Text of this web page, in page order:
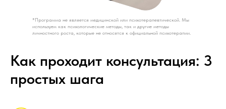
*Программа не является медицинской или психотерапевтической. Мы
используем как психологические методы, так и другие методы
личностного роста, которые не относятся к официальной психотерапии.
Как проходит консультация: 3
простых шага